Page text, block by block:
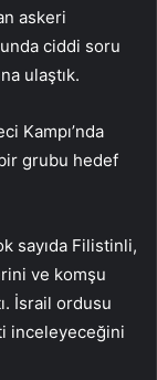
askeri
ciddi soru
ulaştık.
Kampı’nda
grubu hedef
sayıda Filistinli,
ve komşu
İsrail ordusu
inceleyeceğini